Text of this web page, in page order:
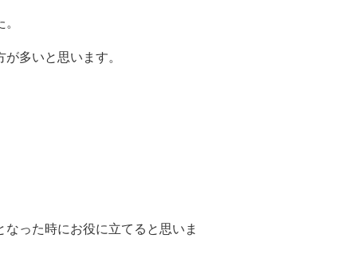
多いと思います。
った時にお役に立てると思いま